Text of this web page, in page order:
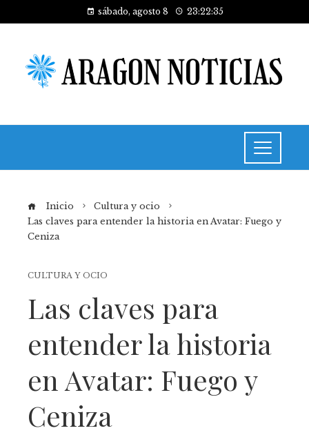
sábado, agosto 8 23:22:36
Inicio
Cultura y ocio
Las claves para entender la historia en Avatar: Fuego y
Ceniza
CULTURA Y OCIO
Las claves para
entender la historia
en Avatar: Fuego y
Ceniza